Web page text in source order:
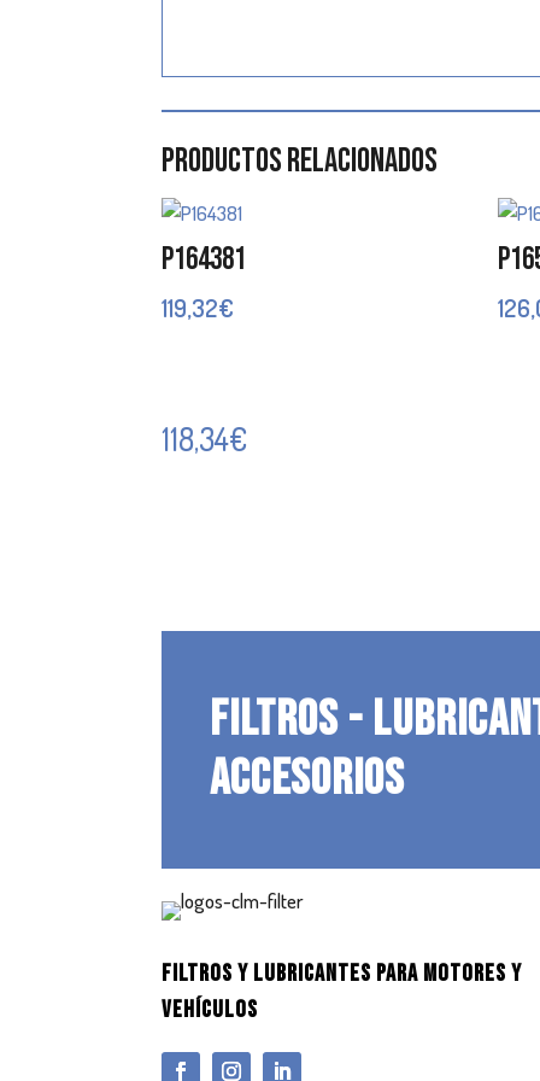
Productos relacionados
P164381
119,32€
118,34€
FILTROS -
ACCESORIOS
FILTROS Y LUBRICANTES PARA MOTORES Y
VEHÍCULOS